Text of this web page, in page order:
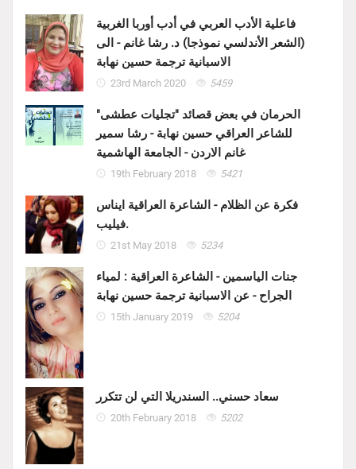
فاعلية الأدب العربي في أدب أوربا الغربية
(الشعر الأندلسي نموذجا) د. رشا غانم - الى
الاسبانية ترجمة حسين نهابة
23rd March 2020 5459
الحرمان في بعض قصائد "تجليات عطشى"
للشاعر العراقي حسين نهابة - رشا سمير
غانم الاردن - الجامعة الهاشمية
19th February 2018 5421
فكرة عن الظلام - الشاعرة العراقية ايناس
فيليب.
21st May 2018 5234
جنات الياسمين - الشاعرة العراقية : لمياء
الجراح - عن الاسبانية ترجمة حسين نهابة
15th January 2019 5204
سعاد حسني.. السندريلا التي لن تتكرر
20th February 2018 5202